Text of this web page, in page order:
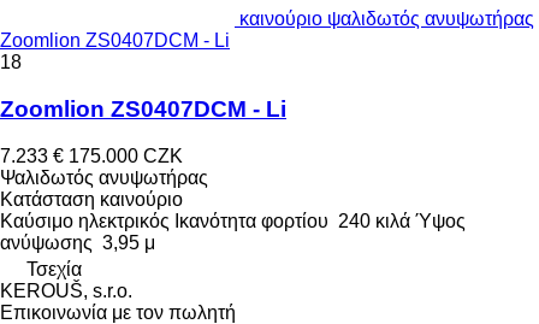
καινούριο ψαλιδωτός ανυψωτήρας
Zoomlion ZS0407DCM - Li
18
Zoomlion ZS0407DCM - Li
7.233 € 175.000 CZK
Ψαλιδωτός ανυψωτήρας
Κατάσταση καινούριο
Καύσιμο ηλεκτρικός Ικανότητα φορτίου 240 κιλά Ύψος
ανύψωσης 3,95 μ
Τσεχία
KEROUŠ, s.r.o.
Επικοινωνία με τον πωλητή